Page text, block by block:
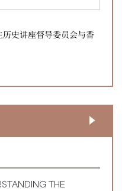
史讲座督导委员会与香
THE